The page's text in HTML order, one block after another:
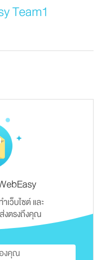
Team1
ว็บไซต์ และ
งตรงถึงคุณ